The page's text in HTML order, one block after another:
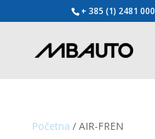
+ 385 (1) 2481 000
Početna / AIR-FREN